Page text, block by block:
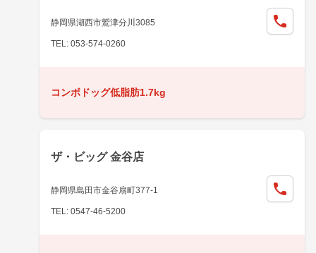
静岡県湖西市鷲津分川3085
TEL: 053-574-0260
コンボドッグ低脂肪1.7kg
ザ・ビッグ 金谷店
静岡県島田市金谷扇町377-1
TEL: 0547-46-5200